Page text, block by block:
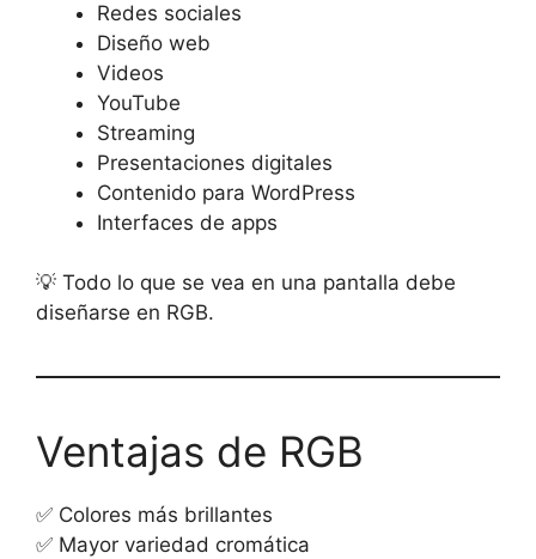
Redes sociales
Diseño web
Videos
YouTube
Streaming
Presentaciones digitales
Contenido para WordPress
Interfaces de apps
💡 Todo lo que se vea en una pantalla debe
diseñarse en RGB.
Ventajas de RGB
✅ Colores más brillantes
✅ Mayor variedad cromática